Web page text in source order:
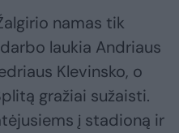
namas tik
laukia Andriaus
Klevinsko, o
gražiai sužaisti.
į stadioną ir